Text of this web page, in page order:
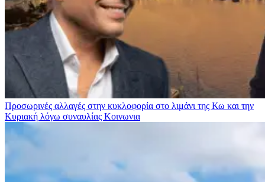
Προσωρινές αλλαγές στην κυκλοφορία στο λιμάνι της Κω και την
Κυριακή λόγω συναυλίας Κοινωνια